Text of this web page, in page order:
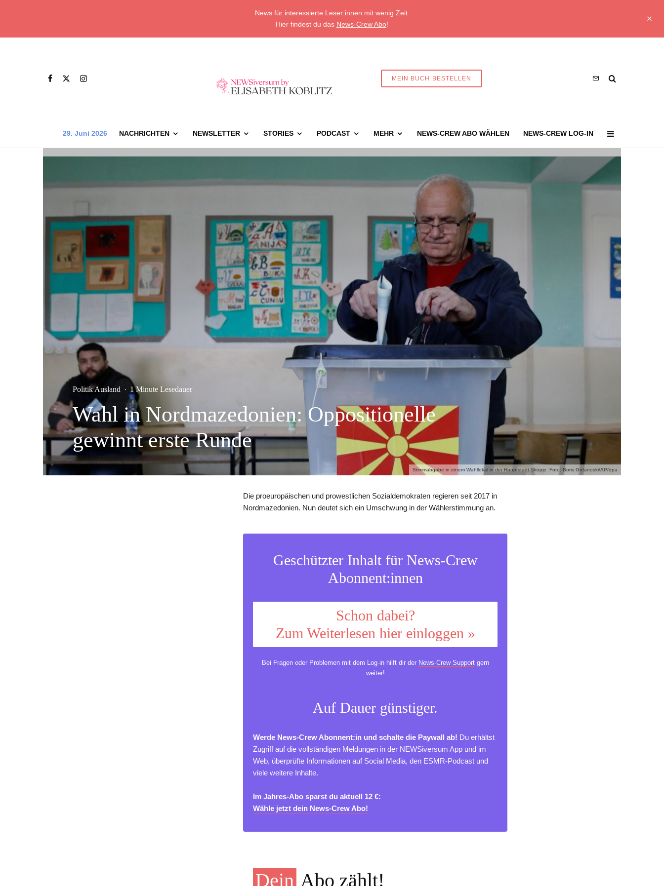
News für interessierte Leser:innen mit wenig Zeit.
Hier findest du das News-Crew Abo!
MEIN BUCH BESTELLEN
29. Juni 2026 NACHRICHTEN NEWSLETTER STORIES PODCAST MEHR NEWS-CREW ABO WÄHLEN NEWS-CREW LOG-IN
Stimmabgabe in einem Wahllokal in der Hauptstadt Skopje. Foto: Boris Grdanoski/AP/dpa
Politik Ausland · 1 Minute Lesedauer
Wahl in Nordmazedonien: Oppositionelle
gewinnt erste Runde
Die proeuropäischen und prowestlichen Sozialdemokraten regieren seit 2017 in
Nordmazedonien. Nun deutet sich ein Umschwung in der Wählerstimmung an.
Geschützter Inhalt für News-Crew
Abonnent:innen
Schon dabei?
Zum Weiterlesen hier einloggen »
Bei Fragen oder Problemen mit dem Log-in hilft dir der News-Crew Supportgern
weiter!
Auf Dauer günstiger.
Werde News-Crew Abonnent:in und schalte die Paywall ab! Du erhältst
Zugriff auf die vollständigen Meldungen in der NEWSiversum App und im
Web, überprüfte Informationen auf Social Media, den ESMR-Podcast und
viele weitere Inhalte.
Im Jahres-Abo sparst du aktuell 12 €:
Wähle jetzt dein News-Crew Abo!
Dein Abo zählt!